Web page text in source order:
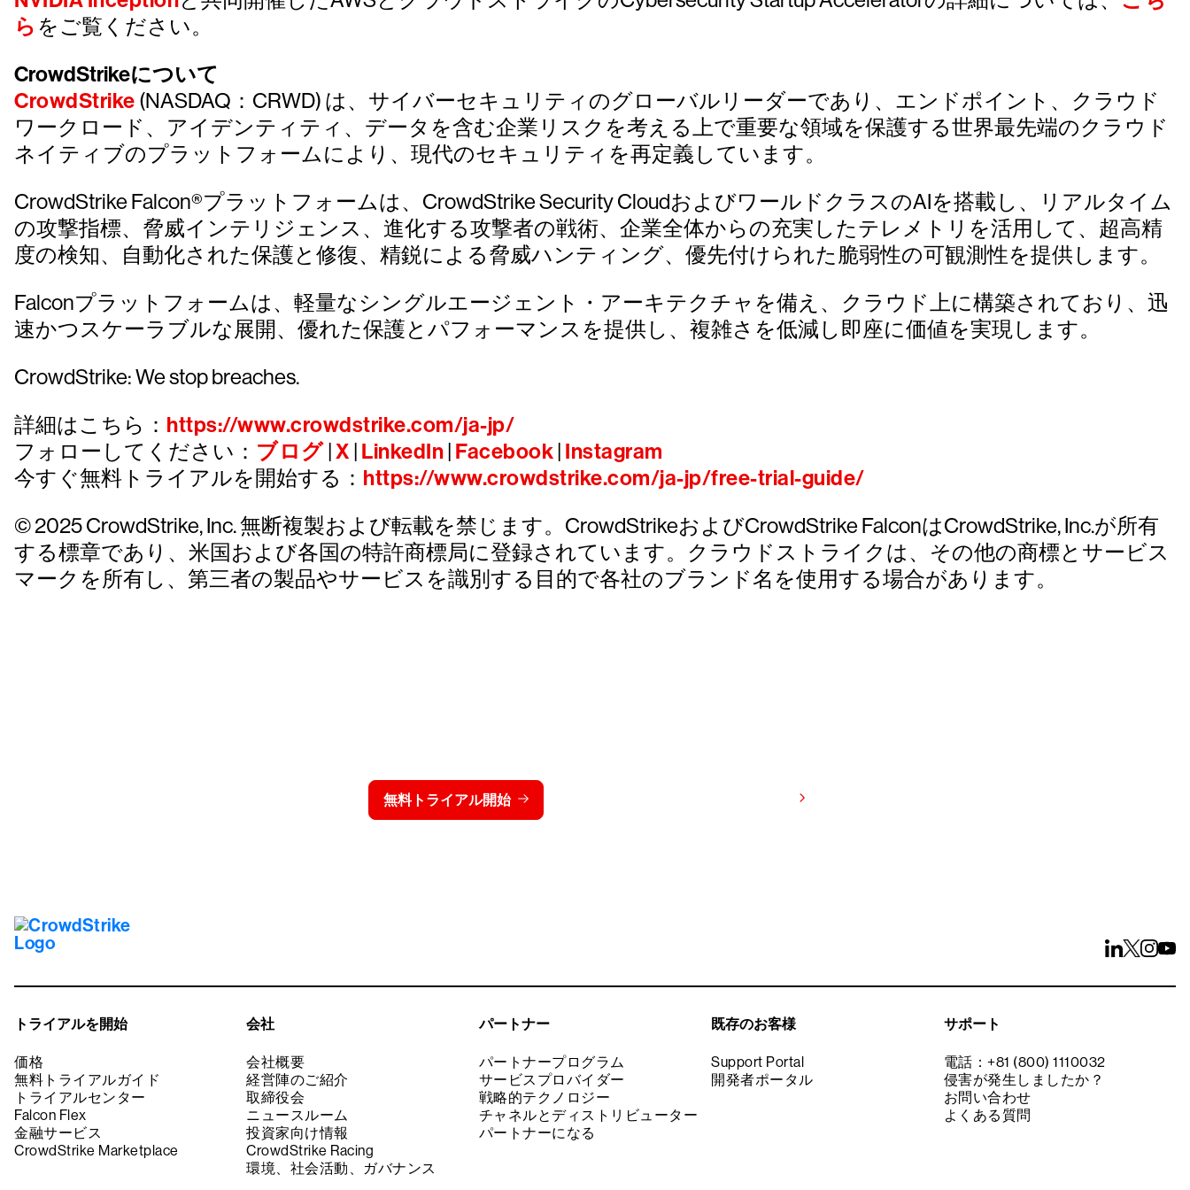
ら をご覧ください。
CrowdStrikeについて
CrowdStrike (NASDAQ：CRWD) は、サイバーセキュリティのグローバルリーダーであり、エンドポイント、クラウド
ワークロード、アイデンティティ、データを含む企業リスクを考える上で重要な領域を保護する世界最先端のクラウド
ネイティブのプラットフォームにより、現代のセキュリティを再定義しています。
CrowdStrike Falcon®プラットフォームは、CrowdStrike Security CloudおよびワールドクラスのAIを搭載し、リアルタイム
の攻撃指標、脅威インテリジェンス、進化する攻撃者の戦術、企業全体からの充実したテレメトリを活用して、超高精
度の検知、自動化された保護と修復、精鋭による脅威ハンティング、優先付けられた脆弱性の可観測性を提供します。
Falconプラットフォームは、軽量なシングルエージェント・アーキテクチャを備え、クラウド上に構築されており、迅
速かつスケーラブルな展開、優れた保護とパフォーマンスを提供し、複雑さを低減し即座に価値を実現します。
CrowdStrike: We stop breaches.
詳細はこちら： https://www.crowdstrike.com/ja-jp/
フォローしてください： ブログ| X LinkedIn Facebook Instagram
今すぐ無料トライアルを開始する： https://www.crowdstrike.com/ja-jp/free-trial-guide/
© 2025 CrowdStrike, Inc. 無断複製および転載を禁じます。CrowdStrikeおよびCrowdStrike FalconはCrowdStrike, Inc.が所有
する標章であり、米国および各国の特許商標局に登録されています。クラウドストライクは、その他の商標とサービス
マークを所有し、第三者の製品やサービスを識別する目的で各社のブランド名を使用する場合があります。
無料トライアル開始
トライアルを開始
価格
無料トライアルガイド
トライアルセンター
Falcon Flex
金融サービス
CrowdStrike Marketplace
会社
会社概要
経営陣のご紹介
取締役会
ニュースルーム
投資家向け情報
CrowdStrike Racing
環境、社会活動、ガバナンス
パートナー
パートナープログラム
サービスプロバイダー
戦略的テクノロジー
チャネルとディストリビューター
パートナーになる
既存のお客様
Support Portal
開発者ポータル
サポート
電話：+81 (800) 1110032
侵害が発生しましたか？
お問い合わせ
よくある質問